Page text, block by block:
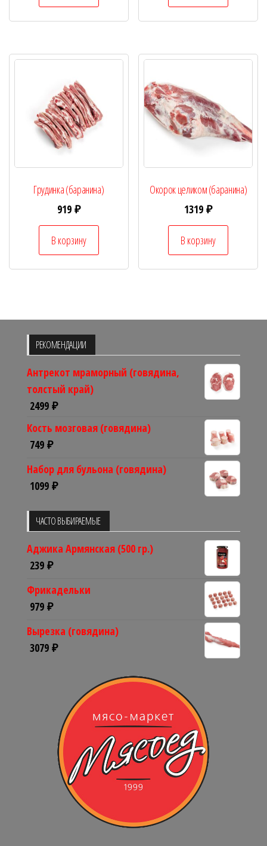
Грудинка (баранина)
919 ₽
В корзину
Окорок целиком (баранина)
1319₽
В корзину
РЕКОМЕНДАЦИИ
Антрекот мраморный (говядина,
толстый край)
2499 ₽
Кость мозговая (говядина)
749 ₽
Набор для бульона (говядина)
1099 ₽
ЧАСТО ВЫБИРАЕМЫЕ
Аджика Армянская (500 гр.)
239 ₽
Фрикадельки
979 ₽
Вырезка (говядина)
3079 ₽